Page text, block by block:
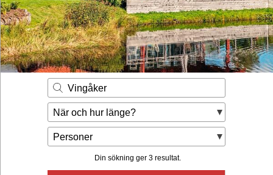
Kontakt
Husägare
Se hur mycket du kan tjäna
Räkna ut din
hyresintäkt
Vingåker
När och hur länge?
Personer
Din sökning ger 3 resultat.